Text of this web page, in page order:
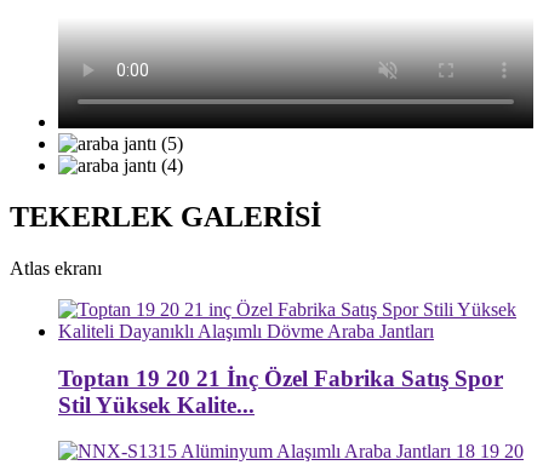
TEKERLEK GALERİSİ
Atlas ekranı
Toptan 19 20 21 İnç Özel Fabrika Satış Spor
Stil Yüksek Kalite...